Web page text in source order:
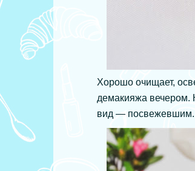
Хорошо очищает,
демакияжа вечером.
вид — посвежевшим.